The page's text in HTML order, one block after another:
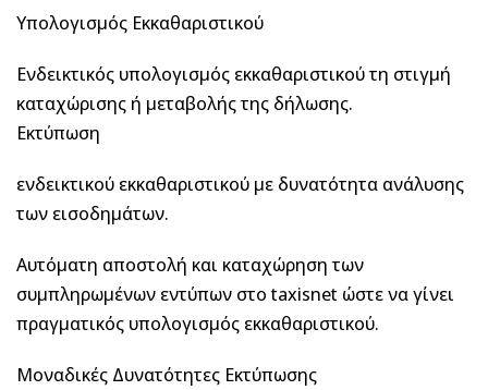
Υπολογισμός Εκκαθαριστικού
Ενδεικτικός υπολογισμός εκκαθαριστικού τη στιγμή
καταχώρισης ή μεταβολής της δήλωσης.
Εκτύπωση
ενδεικτικού εκκαθαριστικού με δυνατότητα ανάλυσης
των εισοδημάτων.
Αυτόματη αποστολή και καταχώρηση των
συμπληρωμένων εντύπων στο taxisnet ώστε να γίνει
πραγματικός υπολογισμός εκκαθαριστικού.
Μοναδικές Δυνατότητες Εκτύπωσης